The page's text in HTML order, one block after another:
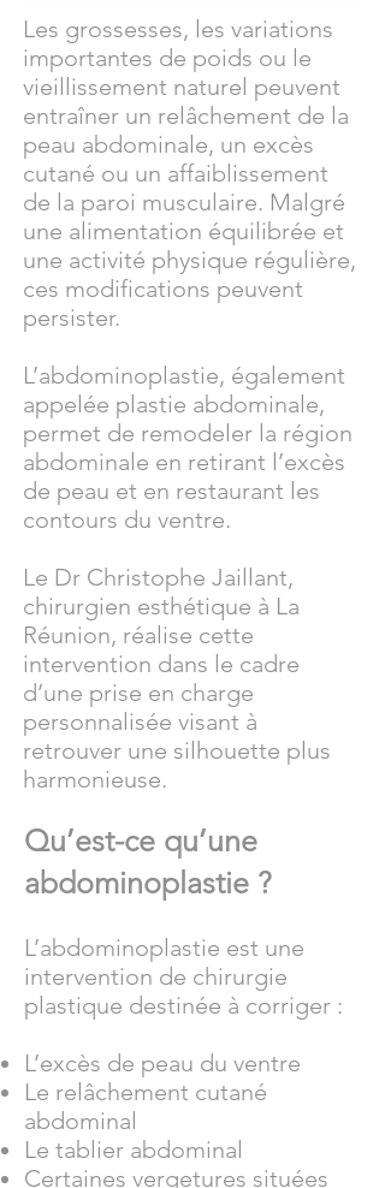
Les grossesses, les variations
importantes de poids ou le
vieillissement naturel peuvent
entraîner un relâchement de la
peau abdominale, un excès
cutané ou un affaiblissement
de la paroi musculaire. Malgré
une alimentation équilibrée et
une activité physique régulière,
ces modifications peuvent
persister.
L’abdominoplastie, également
appelée plastie abdominale,
permet de remodeler la région
abdominale en retirant l’excès
de peau et en restaurant les
contours du ventre.
Le Dr Christophe Jaillant,
chirurgien esthétique à La
Réunion, réalise cette
intervention dans le cadre
d’une prise en charge
personnalisée visant à
retrouver une silhouette plus
harmonieuse.
Qu’est-ce qu’une
abdominoplastie ?
L’abdominoplastie est une
intervention de chirurgie
plastique destinée à corriger :
L’excès de peau du ventre
Le relâchement cutané
abdominal
Le tablier abdominal
Certaines vergetures situées